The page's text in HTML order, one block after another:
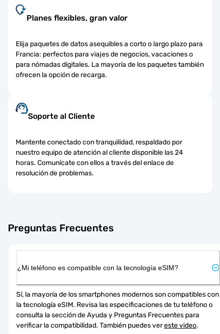
Planes flexibles, gran valor
Elija paquetes de datos asequibles a corto o largo plazo para
Francia: perfectos para viajes de negocios, vacaciones o
para nómadas digitales. La mayoría de los paquetes también
ofrecen la opción de recarga.
Soporte al Cliente
Mantente conectado con tranquilidad, respaldado por
nuestro equipo de atención al cliente disponible las 24
horas. Comunícate con ellos a través del enlace de
resolución de problemas.
Preguntas Frecuentes
¿Mi teléfono es compatible con la tecnología eSIM?
Sí, la mayoría de los smartphones modernos son compatibles con
la tecnología eSIM. Revisa las especificaciones de tu teléfono o
consulta la sección de Ayuda y Preguntas Frecuentes para
verificar la compatibilidad. También puedes ver este video.